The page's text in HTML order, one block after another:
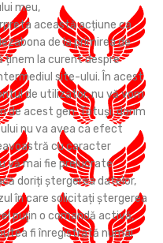
meu,
această acțiune ca
de la primirea de
ținem la curent despre
site-ului. În acest
de utilizator, nu vă vom
acest gen. Totuși, dorim
nu va avea ca efect
cu caracter
vă mai fie prelucrate
doriți ștergerea datelor,
în care solicitați ştergerea
puţin o comandă activă,
fi înregistrată numai